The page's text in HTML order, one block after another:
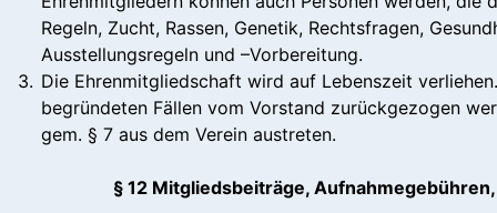
Regeln, Zucht, Rassen, Genetik, Rechtsfragen,
Ausstellungsregeln und –Vorbereitung.
3. Die Ehrenmitgliedschaft wird auf Lebenszeit
begründeten Fällen vom Vorstand zurückgezogen
gem. § 7 aus dem Verein austreten.
§ 12 Mitgliedsbeiträge,